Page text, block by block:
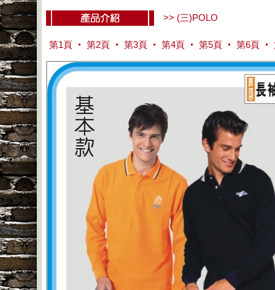
>> (三)POLO
第1頁 第2頁 第3頁 第4頁 第5頁 第6頁